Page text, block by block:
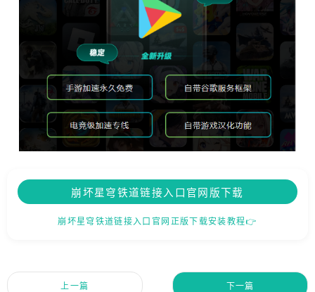
崩坏星穹铁道链接入口官网版下载
崩坏星穹铁道链接入口官网正版下载安装教程👉
上一篇 下一篇